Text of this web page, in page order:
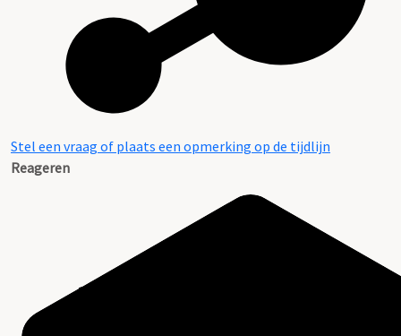
Stel een vraag of plaats een opmerking op de tijdlijn
Reageren